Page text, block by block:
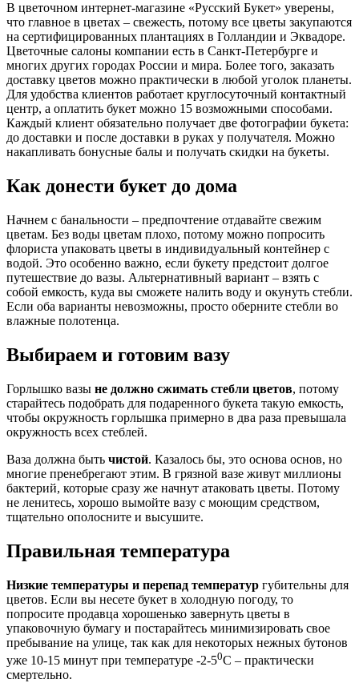
В цветочном интернет-магазине «Русский Букет» уверены,
что главное в цветах – свежесть, потому все цветы закупаются
на сертифицированных плантациях в Голландии и Эквадоре.
Цветочные салоны компании есть в Санкт-Петербурге и
многих других городах России и мира. Более того, заказать
доставку цветов можно практически в любой уголок планеты.
Для удобства клиентов работает круглосуточный контактный
центр, а оплатить букет можно 15 возможными способами.
Каждый клиент обязательно получает две фотографии букета:
до доставки и после доставки в руках у получателя. Можно
накапливать бонусные балы и получать скидки на букеты.
Как донести букет до дома
Начнем с банальности – предпочтение отдавайте свежим
цветам. Без воды цветам плохо, потому можно попросить
флориста упаковать цветы в индивидуальный контейнер с
водой. Это особенно важно, если букету предстоит долгое
путешествие до вазы. Альтернативный вариант – взять с
собой емкость, куда вы сможете налить воду и окунуть стебли.
Если оба варианты невозможны, просто оберните стебли во
влажные полотенца.
Выбираем и готовим вазу
Горлышко вазы не должно сжимать стебли цветов, потому
старайтесь подобрать для подаренного букета такую емкость,
чтобы окружность горлышка примерно в два раза превышала
окружность всех стеблей.
Ваза должна быть чистой. Казалось бы, это основа основ, но
многие пренебрегают этим. В грязной вазе живут миллионы
бактерий, которые сразу же начнут атаковать цветы. Потому
не ленитесь, хорошо вымойте вазу с моющим средством,
тщательно ополосните и высушите.
Правильная температура
Низкие температуры и перепад температур губительны для
цветов. Если вы несете букет в холодную погоду, то
попросите продавца хорошенько завернуть цветы в
упаковочную бумагу и постарайтесь минимизировать свое
пребывание на улице, так как для некоторых нежных бутонов
уже 10-15 минут при температуре -2-50С – практически
смертельно.